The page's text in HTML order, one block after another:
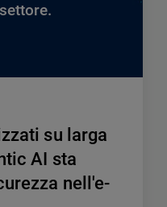
su larga
AI sta
nell'e-